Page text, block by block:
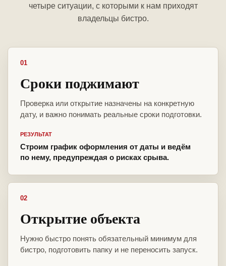
четыре ситуации, с которыми к нам приходят
владельцы бистро.
01
Сроки поджимают
Проверка или открытие назначены на конкретную
дату, и важно понимать реальные сроки подготовки.
РЕЗУЛЬТАТ
Строим график оформления от даты и ведём
по нему, предупреждая о рисках срыва.
02
Открытие объекта
Нужно быстро понять обязательный минимум для
бистро, подготовить папку и не переносить запуск.